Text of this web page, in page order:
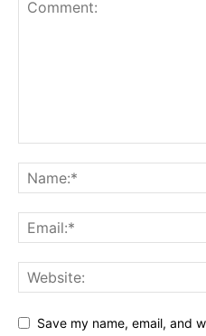
Save my name, email, and